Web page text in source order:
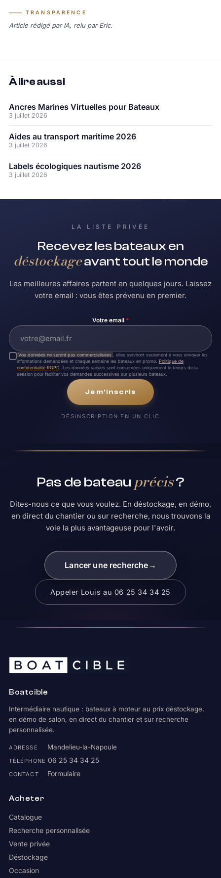
TRANSPARENCE
Article rédigé par IA, relu par Eric.
À lire aussi
Ancres Marines Virtuelles pour Bateaux
3 juillet 2026
Aides au transport maritime 2026
3 juillet 2026
Labels écologiques nautisme 2026
3 juillet 2026
LA LISTE PRIVÉE
Recevez les bateaux en
déstockageavant tout le monde
Les meilleures affaires partent en quelques jours. Laissez
votre email : vous êtes prévenu en premier.
Votre email *
Vos données ne seront pas commercialisées , elles serviront seulement à vous envoyer les
informations demandées et chaque semaine les bateaux en promo. Politique de
confidentialité RGPD. Les données saisies sont conservées uniquement le temps de la
session pour faciliter vos demandes successives sur plusieurs bateaux.
Je m'inscris
DÉSINSCRIPTION EN UN CLIC
Pas de bateau précis?
Dites-nous ce que vous voulez. En déstockage, en démo,
en direct du chantier ou sur recherche, nous trouvons la
voie la plus avantageuse pour l'avoir.
Lancer une recherche →
Appeler Louis au 06 25 34 34 25
Boatcible
Intermédiaire nautique : bateaux à moteur au prix déstockage,
en démo de salon, en direct du chantier et sur recherche
personnalisée.
ADRESSE Mandelieu-la-Napoule
TÉLÉPHONE 06 25 34 34 25
CONTACT Formulaire
Acheter
Catalogue
Recherche personnalisée
Vente privée
Déstockage
Occasion